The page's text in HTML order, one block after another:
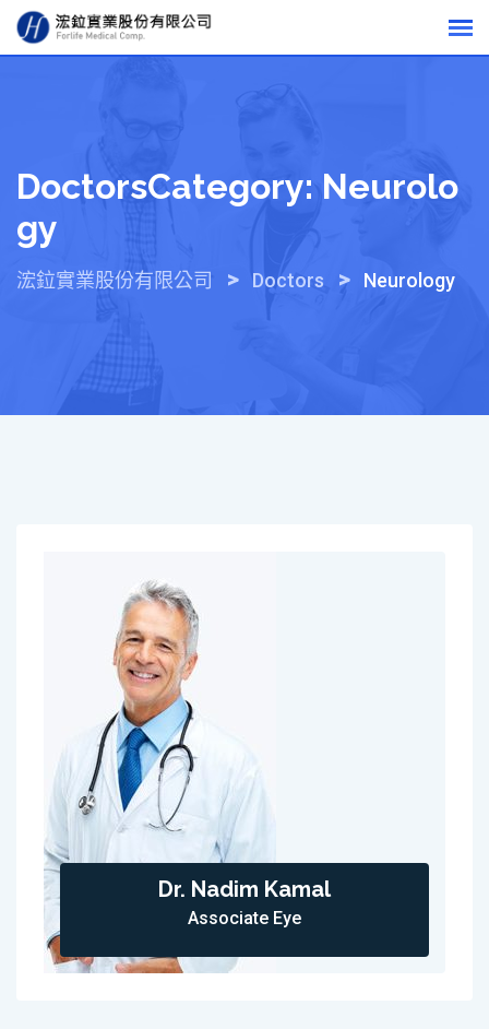
Skip
DoctorsCategory: Neurolo
Gy
浤鉝實業股份有限公司 > Doctors > Neurology
Dr. Nadim Kamal
Associate Eye